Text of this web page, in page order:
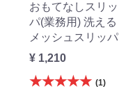
おもてなしスリッ
パ(業務用) 洗える
メッシュスリッパ
¥ 1,210
★★★★★ (1)